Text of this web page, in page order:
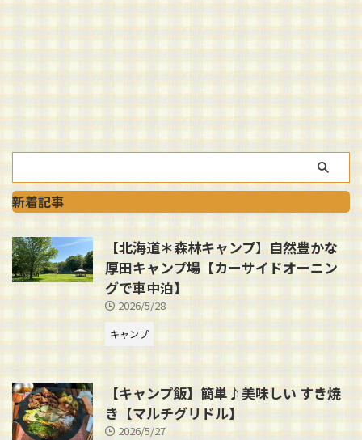
新着記事
【北海道＊森林キャンプ】自然豊かな
厚田キャンプ場【カーサイドオーニン
グで車中泊】
2026/5/28
キャンプ
【キャンプ飯】簡単♪美味しい すき焼
き【マルチグリドル】
2026/5/27